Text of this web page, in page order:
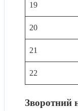
19
20
21
22
Зворотний